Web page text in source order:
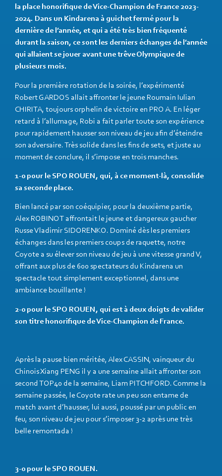
la place honorifique de Vice-Champion de France 2023-
2024. Dans un Kindarena à guichet fermé pour la
dernière de l’année, et qui a été très bien fréquenté
durant la saison, ce sont les derniers échanges de l’année
qui allaient se jouer avant une trêve Olympique de
plusieurs mois.
Pour la première rotation de la soirée, l’expérimenté
Robert GARDOS allait affronter le jeune Roumain Iulian
CHIRITA, toujours orphelin de victoire en PRO A. En léger
retard à l’allumage, Robi a fait parler toute son expérience
pour rapidement hausser son niveau de jeu afin d’éteindre
son adversaire. Très solide dans les fins de sets, et juste au
moment de conclure, il s’impose en trois manches.
1-0 pour le SPO ROUEN, qui, à ce moment-là, consolide
sa seconde place.
Bien lancé par son coéquipier, pour la deuxième partie,
Alex ROBINOT affrontait le jeune et dangereux gaucher
Russe Vladimir SIDORENKO. Dominé dès les premiers
échanges dans les premiers coups de raquette, notre
Coyote a su élever son niveau de jeu à une vitesse grand V,
offrant aux plus de 600 spectateurs du Kindarena un
spectacle tout simplement exceptionnel, dans une
ambiance bouillante !
2-0 pour le SPO ROUEN, qui est à deux doigts de valider
son titre honorifique de Vice-Champion de France.
Après la pause bien méritée, Alex CASSIN, vainqueur du
Chinois Xiang PENG il y a une semaine allait affronter son
second TOP40 de la semaine, Liam PITCHFORD. Comme la
semaine passée, le Coyote rate un peu son entame de
match avant d’hausser, lui aussi, poussé par un public en
feu, son niveau de jeu pour s’imposer 3-2 après une très
belle remontada !
3-0 pour le SPO ROUEN.